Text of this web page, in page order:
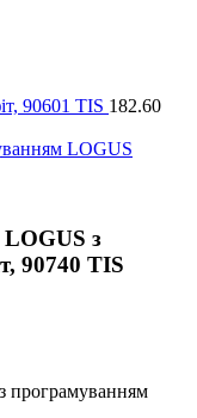
90601 TIS 182.60
LOGUS
LOGUS з
90740 TIS
програмуванням